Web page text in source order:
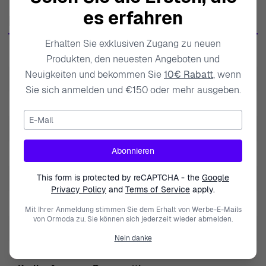
und Raffinesse und verbindet harmonisch traditionelle
Techniken mit modernen Ästhetiken. Mit einer Vielzahl
von Stilen spricht Orphelia Schmuck Frauen an, die
klassische und zeitgenössische Designs gleichermaßen
schätzen. Jedes Stück strahlt den Charme und die
Anmut aus, die jede Frau verdient, und ist eine
wunderbare Ergänzung für jede Schmucksammlung.
Inspiriert von der Reinheit der Natur und der Feinheit der
Kunst, hebt Orphelia weiterhin die Standards der
Schmuckexzellenz. Die Kreationen der Marke sind für
jeden Anlass gedacht, sodass Frauen ihren einzigartigen
Stil und ihre Persönlichkeit ausdrücken können. Ob als
tägliches Accessoire oder als auffälliges Stück, Orphelia
bleibt ein vertrauenswürdiger Name, der für exquisite
Designs und künstlerisches Flair bekannt ist.
Entdecken Sie Orphelia® Damenring in Weißgold 18C -
Produktdaten
RD-3927
EAN5415190150964
MarkeOrphelia
GeschlechtDamen
es erfahren
Erhalten Sie exklusiven Zugang zu neuen
Produkten, den neuesten Angeboten und
Neuigkeiten und bekommen Sie10€ Rabatt, wenn
Sie sich anmelden und €150 oder mehr ausgeben.
E-Mail
Abonnieren
This form is protected by reCAPTCHA - the Google
Privacy Policy and Terms of Service apply.
Mit Ihrer Anmeldung stimmen Sie dem Erhalt von Werbe-E-Mails
von Ormoda zu. Sie können sich jederzeit wieder abmelden.
Nein danke